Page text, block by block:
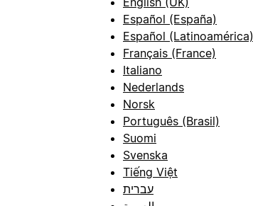
Español (España)
Español (Latinoamérica)
Français (France)
Italiano
Nederlands
Norsk
Português (Brasil)
Suomi
Svenska
Tiếng Việt
עברית